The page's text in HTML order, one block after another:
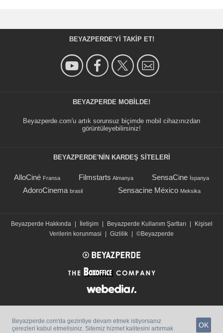
BEYAZPERDE'YI TAKIP ET!
BEYAZPERDE MOBILDE!
Beyazperde.com'u artık sorunsuz biçimde mobil cihazınızdan
görüntüleyebilirsiniz!
BEYAZPERDE'NIN KARDEŞ SİTELERİ
AlloCiné Fransa Filmstarts Almanya SensaCine İspanya
AdoroCinema brasil Sensacine México Meksika
Beyazperde Hakkında | İletişim | Beyazperde Kullanım Şartları |
Kişisel
Verilerin korunmasi
| Gizlilik | ©Beyazperde
Beyazperde.com'da gezintiye devam etmek istiyorsanız
çerezleri kabul etmelisiniz. Sitemiz hizmet kalitesini artırmak
OK